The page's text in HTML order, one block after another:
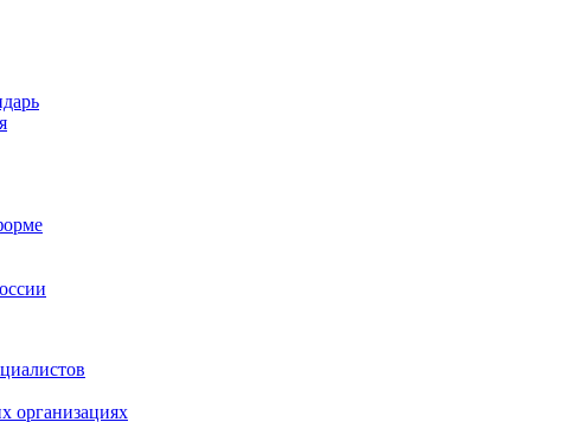
организациях